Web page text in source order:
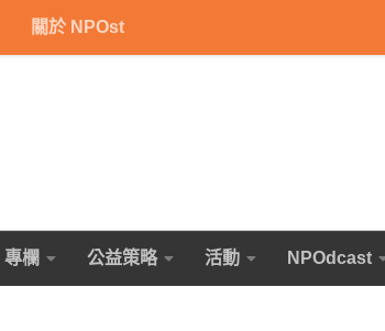
關於 NPOst
專欄 公益策略 活動 NPOdcast